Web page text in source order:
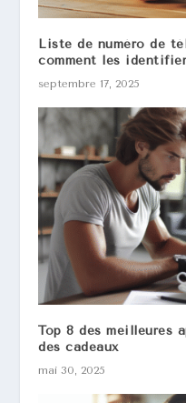
Liste de numéro de
comment les
septembre 17, 2025
Top 8 des meilleures
des cadeaux
mai 30, 2025